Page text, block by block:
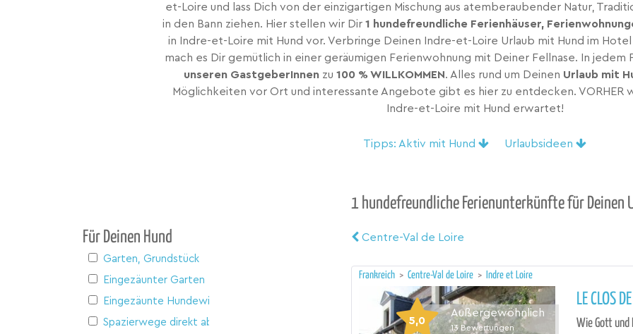
et-Loire und lass Dich von der einzigartigen Mischung aus atemberaubender Natur,
in den Bann ziehen. Hier stellen wir Dir 1 hundefreundliche Ferienhäuser,
in Indre-et-Loire mit Hund vor. Verbringe Deinen Indre-et-Loire Urlaub mit Hund im
mach es Dir gemütlich in einer geräumigen Ferienwohnung mit Deiner Fellnase. In jedem
unseren GastgeberInnenzu 100 % WILLKOMMEN. Alles rund um Deinen Urlaub mit
Möglichkeiten vor Ort und interessante Angebote gibt es hier zu entdecken. VORHER
Indre-et-Loire mit Hund erwartet!
Tipps: Aktiv mit Hund Urlaubsideen
Für Deinen Hund
Garten, Grundstück
Eingezäunter Garten
Eingezäunte Hundewiese
Spazierwege direkt ab Haus
1 hundefreundliche Ferienunterkünfte für Deinen
Centre-Val de Loire
Frankreich > Centre-Val de Loire > Indre et Loire
5,0
Außergewöhnlich
13 Bewertungen
LE CLOS
Wie Gott und